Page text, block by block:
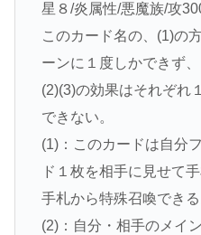
星８/炎属性/悪魔族/攻
このカード名の、(1)の
ーンに１度しかできず、
(2)(3)の効果はそれぞれ
できない。
(1)：このカードは自分
ド１枚を相手に見せて
手札から特殊召喚できる
(2)：自分・相手のメイ